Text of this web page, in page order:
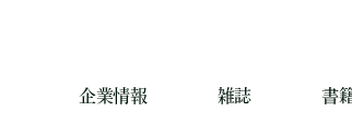
企業情報 雑誌 書